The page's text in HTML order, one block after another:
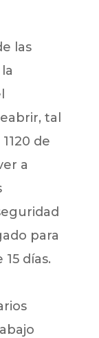
las
tal
de
a
para
días.